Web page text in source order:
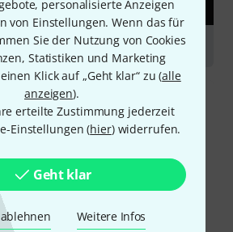
personalisierte Anzeigen
von Einstellungen. Wenn das für
Sie der Nutzung von Cookies
Statistiken und Marketing
Klick auf „Geht klar“ zu (alle
anzeigen).
erteilte Zustimmung jederzeit
Einstellungen (hier) widerrufen.
Geht klar
Weitere Infos